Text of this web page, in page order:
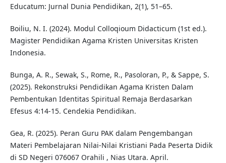
Educatum: Jurnal Dunia Pendidikan, 2(1), 51–65.
Boiliu, N. I. (2024). Modul Colloqioum Didacticum (1st ed.).
Magister Pendidikan Agama Kristen Universitas Kristen
Indonesia.
Bunga, A. R., Sewak, S., Rome, R., Pasoloran, P., & Sappe, S.
(2025). Rekonstruksi Pendidikan Agama Kristen Dalam
Pembentukan Identitas Spiritual Remaja Berdasarkan
Efesus 4:14-15. Cendekia Pendidikan.
Gea, R. (2025). Peran Guru PAK dalam Pengembangan
Materi Pembelajaran Nilai-Nilai Kristiani Pada Peserta Didik
di SD Negeri 076067 Orahili , Nias Utara. April.